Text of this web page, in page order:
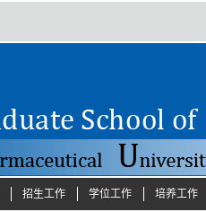
招生工作 学位工作 培养工作